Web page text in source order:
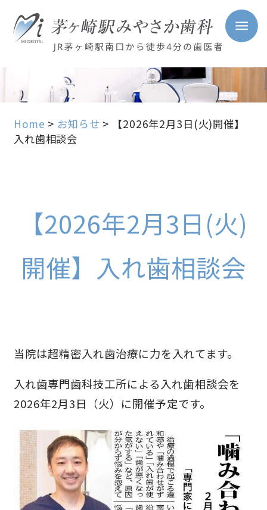
Home > お知らせ >
【2026年2月3日(火)開催】
入れ歯相談会
【2026年2月3日(火)
開催】入れ歯相談会
当院は超精密入れ歯治療に力を入れてます。
入れ歯専門歯科技工所による入れ歯相談会を
2026年2月3日（火）に開催予定です。